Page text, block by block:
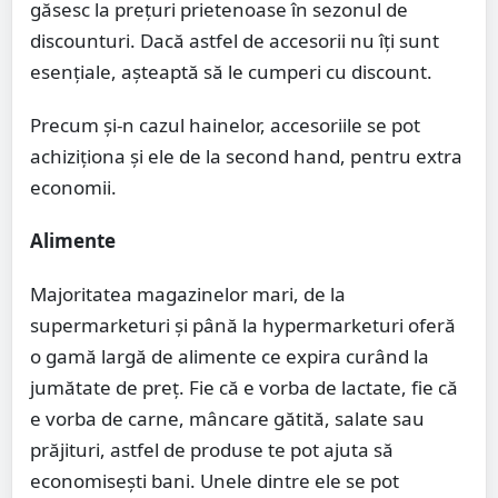
găsesc la preţuri prietenoase în sezonul de
discounturi. Dacă astfel de accesorii nu îţi sunt
esenţiale, aşteaptă să le cumperi cu discount.
Precum şi-n cazul hainelor, accesoriile se pot
achiziţiona şi ele de la second hand, pentru extra
economii.
Alimente
Majoritatea magazinelor mari, de la
supermarketuri şi până la hypermarketuri oferă
o gamă largă de alimente ce expira curând la
jumătate de preţ. Fie că e vorba de lactate, fie că
e vorba de carne, mâncare gătită, salate sau
prăjituri, astfel de produse te pot ajuta să
economiseşti bani. Unele dintre ele se pot